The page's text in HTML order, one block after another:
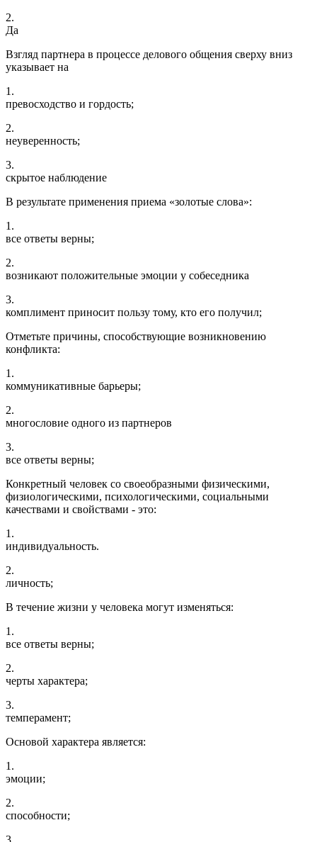
2.
Да
Взгляд партнера в процессе делового общения сверху вниз
указывает на
1.
превосходство и гордость;
2.
неуверенность;
3.
скрытое наблюдение
В результате применения приема «золотые слова»:
1.
все ответы верны;
2.
возникают положительные эмоции у собеседника
3.
комплимент приносит пользу тому, кто его получил;
Отметьте причины, способствующие возникновению
конфликта:
1.
коммуникативные барьеры;
2.
многословие одного из партнеров
3.
все ответы верны;
Конкретный человек со своеобразными физическими,
физиологическими, психологическими, социальными
качествами и свойствами - это:
1.
индивидуальность.
2.
личность;
В течение жизни у человека могут изменяться:
1.
все ответы верны;
2.
черты характера;
3.
темперамент;
Основой характера является:
1.
эмоции;
2.
способности;
3.